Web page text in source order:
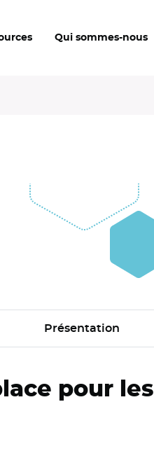
Qui sommes-nous
Présentation
pour les